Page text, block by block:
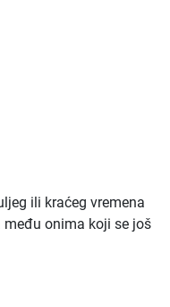
ili kraćeg vremena
onima koji se još